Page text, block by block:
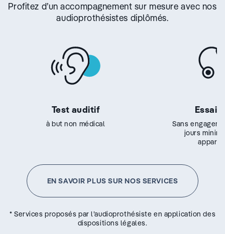
Profitez d’un accompagnement sur mesure avec nos
audioprothésistes diplômés.
Test auditif
à but non médical
Essai
Sans
jours
EN SAVOIR PLUS SUR NOS SERVICES
* Services proposés par l’audioprothésiste en application des
dispositions légales.